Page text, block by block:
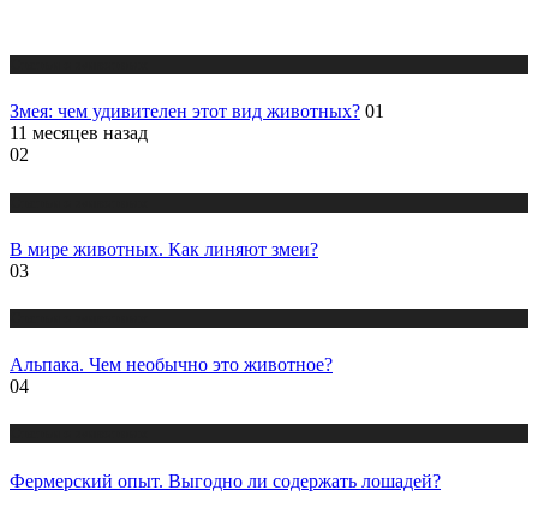
Змея: чем удивителен этот вид животных? 01
11 месяцев назад
02
В мире животных. Как линяют змеи?
03
Альпака. Чем необычно это животное?
04
Фермерский опыт. Выгодно ли содержать лошадей?